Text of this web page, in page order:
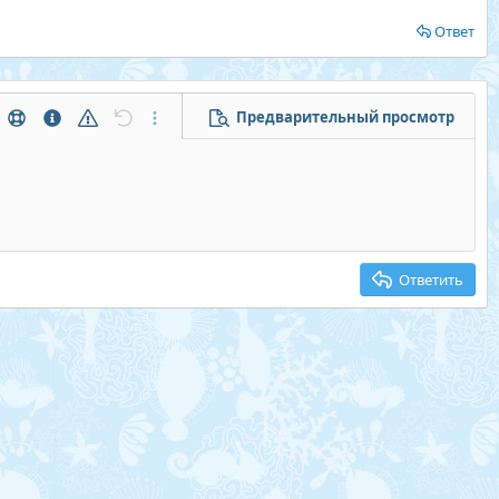
Ответ
ПомощьИнформация
Предупреждение
ОтменитьДополнительные параметры...
Предварительный просмотр
Ответить